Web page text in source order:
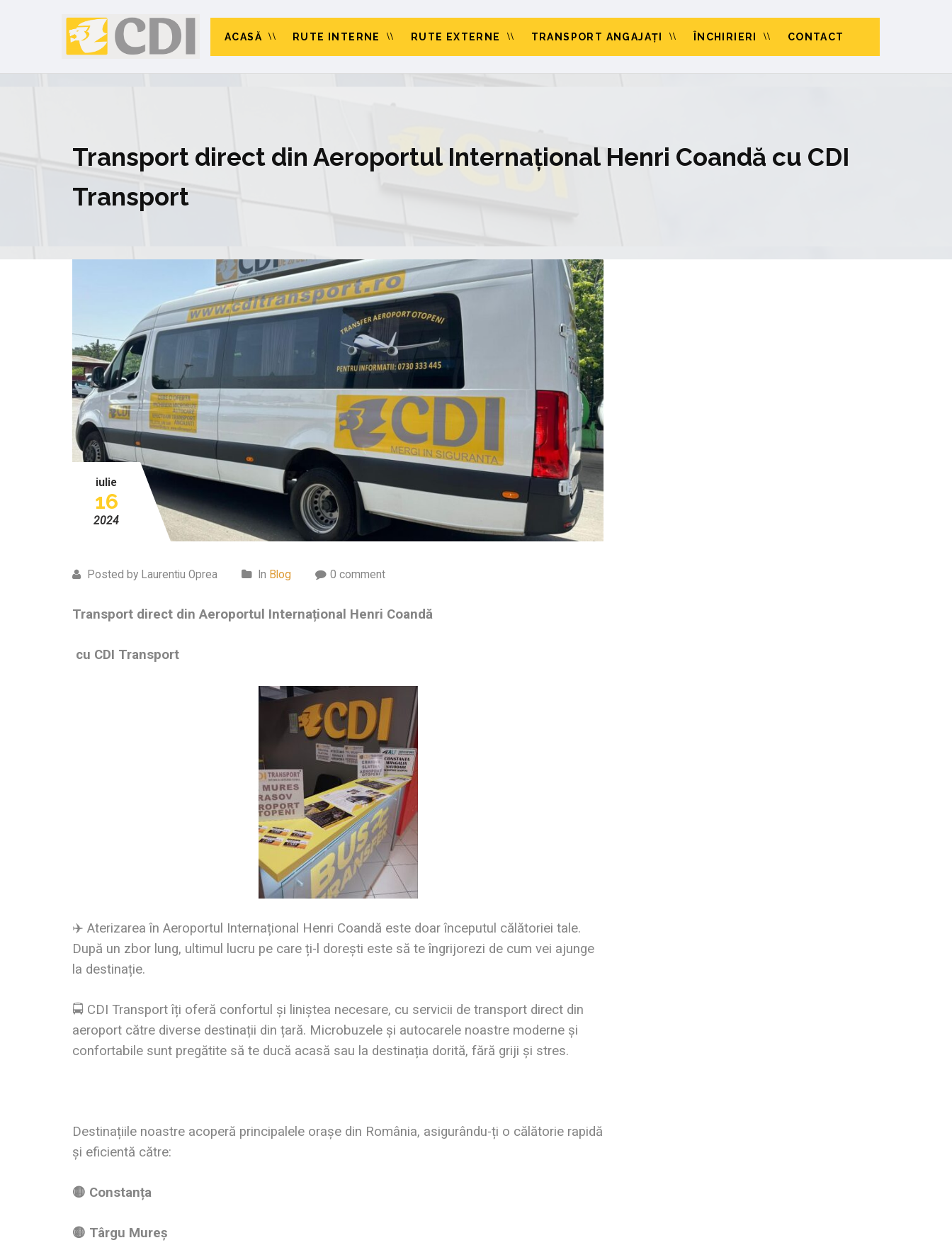
ACASĂ RUTE INTERNE RUTE EXTERNE TRANSPORT ANGAJAŢI ÎNCHIRIERI CONTACT
Transport direct din Aeroportul Internațional Henri Coandă cu CDI
Transport
iulie
16
2024
Posted by Laurentiu Oprea In Blog 0 comment
Transport direct din Aeroportul Internațional Henri Coandă
cu CDI Transport
✈️ Aterizarea în Aeroportul Internațional Henri Coandă este doar începutul călătoriei tale.
După un zbor lung, ultimul lucru pe care ți-l dorești este să te îngrijorezi de cum vei ajunge
la destinație.
🚍 CDI Transport îți oferă confortul și liniștea necesare, cu servicii de transport direct din
aeroport către diverse destinații din țară. Microbuzele și autocarele noastre moderne și
confortabile sunt pregătite să te ducă acasă sau la destinația dorită, fără griji și stres.
Destinațiile noastre acoperă principalele orașe din România, asigurându-ți o călătorie rapidă
și eficientă către:
🟡 Constanța
🟡 Târgu Mureș